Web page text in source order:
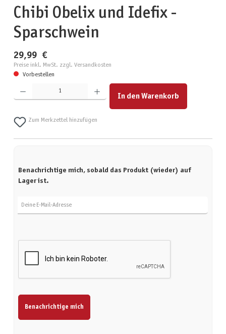
Chibi Obelix und Idefix -
Sparschwein
29,99 €
Preise inkl. MwSt. zzgl. Versandkosten
Vorbestellen
Produkt Anzahl: Gib den gewünschten Wert ein oder benutze die Schaltflächen um die Anzahl zu
In den Warenkorb
Zum Merkzettel hinzufügen
Benachrichtige mich, sobald das Produkt (wieder) auf
Lager ist.
Benachrichtige mich